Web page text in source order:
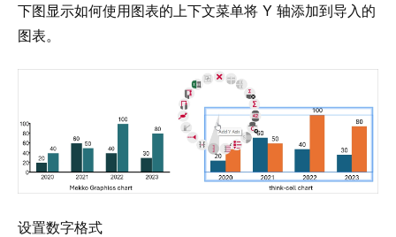
下图显示如何使用图表的上下文菜单将 Y 轴添加到导入的
图表。
设置数字格式